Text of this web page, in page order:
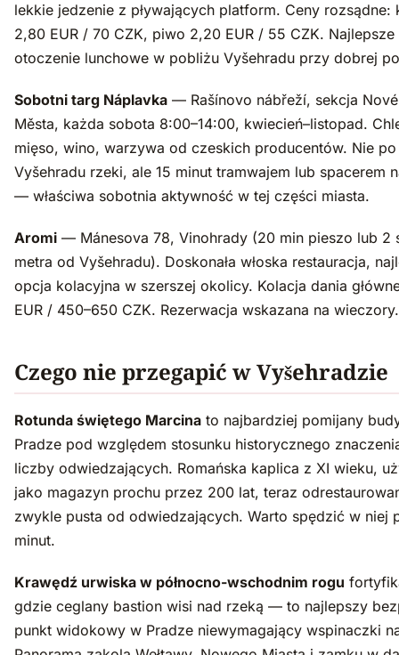
lekkie jedzenie z pływających platform. Ceny rozsądne:
2,80 EUR / 70 CZK, piwo 2,20 EUR / 55 CZK. Najlepsze
otoczenie lunchowe w pobliżu Vyšehradu przy dobrej
Sobotni targ Náplavka — Rašínovo nábřeží, sekcja
Města, każda sobota 8:00–14:00, kwiecień–listopad.
mięso, wino, warzywa od czeskich producentów. Nie
Vyšehradu rzeki, ale 15 minut tramwajem lub spacerem
— właściwa sobotnia aktywność w tej części miasta.
Aromi — Mánesova 78, Vinohrady (20 min pieszo lub 2
metra od Vyšehradu). Doskonała włoska restauracja,
opcja kolacyjna w szerszej okolicy. Kolacja dania
EUR / 450–650 CZK. Rezerwacja wskazana na wieczory.
Czego nie przegapić w Vyšehradzie
Rotunda świętego Marcina to najbardziej pomijany
Pradze pod względem stosunku historycznego
liczby odwiedzających. Romańska kaplica z XI wieku,
jako magazyn prochu przez 200 lat, teraz
zwykle pusta od odwiedzających. Warto spędzić w niej
minut.
Krawędź urwiska w północno-wschodnim rogu
gdzie ceglany bastion wisi nad rzeką — to najlepszy
punkt widokowy w Pradze niewymagający wspinaczki